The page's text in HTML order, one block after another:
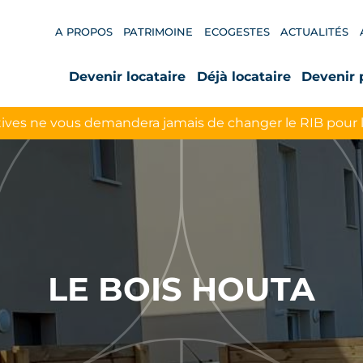
A PROPOS PATRIMOINE ECOGESTES ACTUALITÉS
Devenir locataire Déjà locataire Devenir
ne vous demandera jamais de changer le RIB
LE BOIS HOUTA